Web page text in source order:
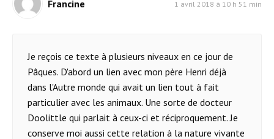
Francine 1 avril 2018 à 10 h 51 min
Je reçois ce texte à plusieurs niveaux en ce jour de
Pâques. D'abord un lien avec mon père Henri déjà
dans l'Autre monde qui avait un lien tout à fait
particulier avec les animaux. Une sorte de docteur
Doolittle qui parlait à ceux-ci et réciproquement. Je
conserve moi aussi cette relation à la nature vivante